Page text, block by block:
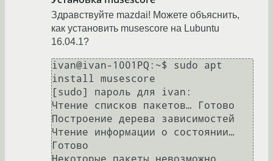
Здравствуйте mazdai! Можете объяснить,
как установить musescore на Lubuntu
16.04.1?
ivan@ivan-1001PQ:~$ sudo apt
install musescore
[sudo] пароль для ivan:
Чтение списков пакетов… Готово
Построение дерева зависимостей
Чтение информации о состоянии…
Готово